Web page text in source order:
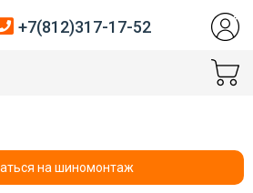
+7(812)317-17-52
на шиномонтаж